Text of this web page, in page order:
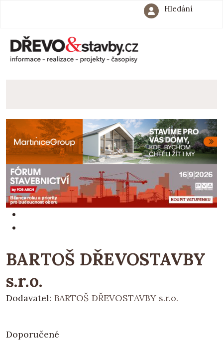
Hledání
BARTOŠ DŘEVOSTAVBY
s.r.o.
Dodavatel: BARTOŠ DŘEVOSTAVBY s.r.o.
Doporučené